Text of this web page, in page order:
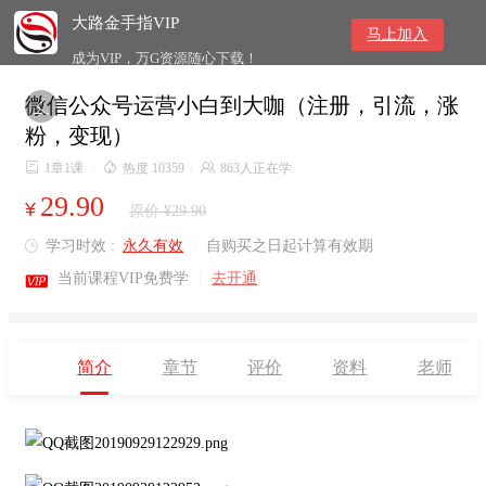
大路金手指VIP
成为VIP，万G资源随心下载！
马上加入

微信公众号运营小白到大咖（注册，引流，涨
粉，变现）
 1章1课  热度 10359  863人正在学
¥ 29.90 原价 ¥29.90
 学习时效 : 永久有效 自购买之日起计算有效期
 当前课程VIP免费学 去开通
简介 章节 评价 资料 老师